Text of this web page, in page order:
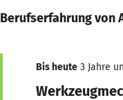
Berufserfahrung von
Bis heute 3 Jahre